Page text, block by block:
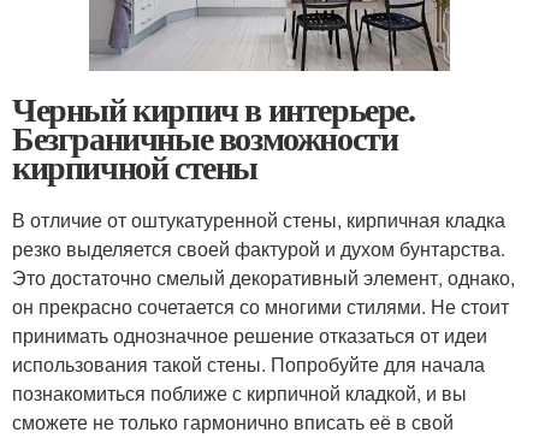
Черный кирпич в интерьере.
Безграничные возможности
кирпичной стены
В отличие от оштукатуренной стены, кирпичная кладка
резко выделяется своей фактурой и духом бунтарства.
Это достаточно смелый декоративный элемент, однако,
он прекрасно сочетается со многими стилями. Не стоит
принимать однозначное решение отказаться от идеи
использования такой стены. Попробуйте для начала
познакомиться поближе с кирпичной кладкой, и вы
сможете не только гармонично вписать её в свой